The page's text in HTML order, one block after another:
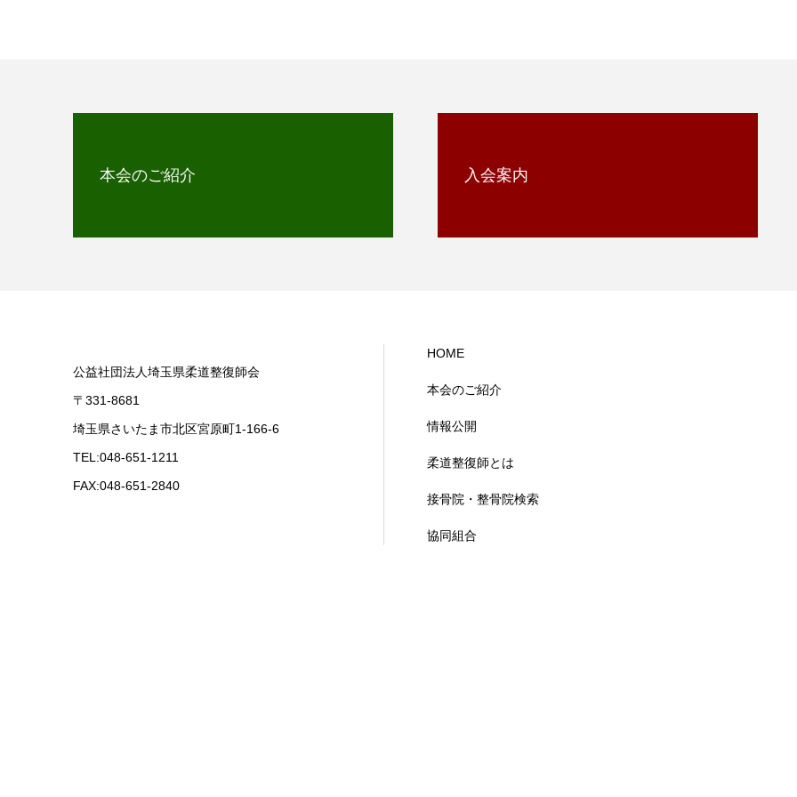
本会のご紹介 入会案内
公益社団法人埼玉県柔道整復師会
〒331-8681
埼玉県さいたま市北区宮原町1-166-6
TEL:048-651-1211
FAX:048-651-2840
HOME
本会のご紹介
情報公開
柔道整復師とは
接骨院・整骨院検索
協同組合